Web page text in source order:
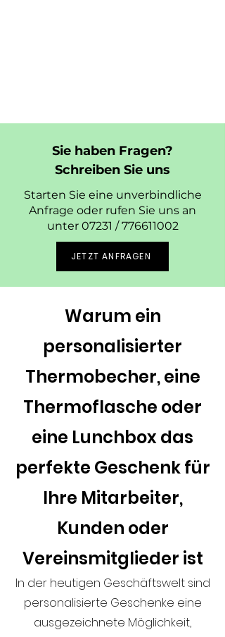
Sie haben Fragen?
Schreiben Sie uns
Starten Sie eine unverbindliche
Anfrage oder rufen Sie uns an
unter 07231 /776611002
JETZT ANFRAGEN
Warum ein
personalisierter
Thermobecher, eine
Thermoflasche oder
eine Lunchbox das
perfekte Geschenk für
Ihre Mitarbeiter,
Kunden oder
Vereinsmitglieder ist
In der heutigen Geschäftswelt sind
personalisierte Geschenke eine
ausgezeichnete Möglichkeit,